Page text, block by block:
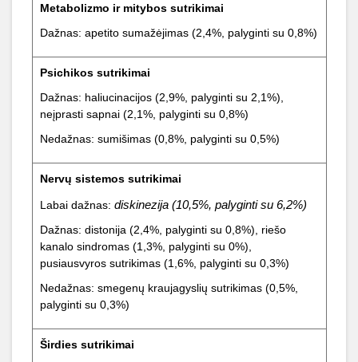
Metabolizmo ir mitybos sutrikimai
Dažnas: apetito sumažėjimas (2,4%, palyginti su 0,8%)
Psichikos sutrikimai
Dažnas: haliucinacijos (2,9%, palyginti su 2,1%),
neįprasti sapnai (2,1%, palyginti su 0,8%)
Nedažnas: sumišimas (0,8%, palyginti su 0,5%)
Nervų sistemos sutrikimai
Labai dažnas: diskinezija (10,5%, palyginti su 6,2%)
Dažnas: distonija (2,4%, palyginti su 0,8%), riešo
kanalo sindromas (1,3%, palyginti su 0%),
pusiausvyros sutrikimas (1,6%, palyginti su 0,3%)
Nedažnas: smegenų kraujagyslių sutrikimas (0,5%,
palyginti su 0,3%)
Širdies sutrikimai